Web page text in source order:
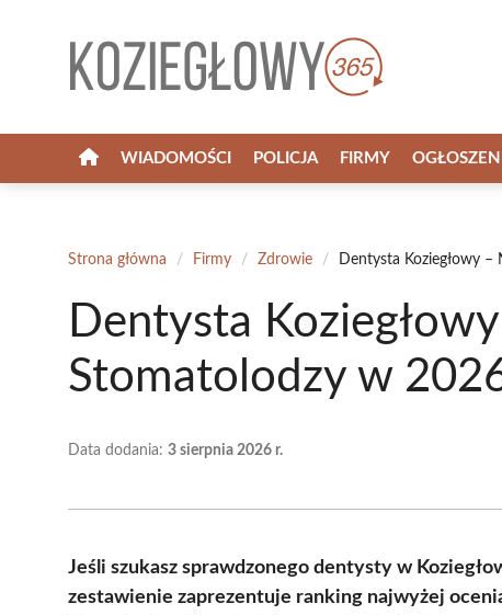
WIADOMOŚCI POLICJA FIRMY
Strona główna / Firmy / Zdrowie / Dentysta Koziegłowy
Dentysta
Stomatolodzy w
Data dodania: 3 sierpnia 2026 r.
Jeśli szukasz sprawdzonego dentysty w
zestawienie zaprezentuje ranking najwyżej